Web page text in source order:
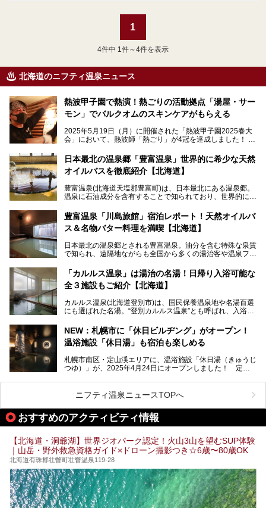
1
4件中 1件～4件を表示
北海道のニフティ温泉ニュース
熱波甲子園で熱演！熱ごりの活動拠点「湯屋・サー
モン」でバルクオムのスキンケアがもらえる
2025年5月19日（月）に開催された「熱波甲子園2025春大
会」において、熱波師「熱ごり」が4冠を達成しました！
動拠点である北海道の銭湯「湯屋・サーモン」にて、メンズ
スキンケアブランド バルクオムの「ONE DAY KIT」を数量
限定でプレゼントいたします。
で、ぜひお試しください。※6月13日配布開始、なくなり次
第終了
───
提供元：株式会社バルクオム【PR】
この記事は株式会社バルクオム商品のPR記事です。
日本最北の温泉郷「豊富温泉」世界的に希少な天然
オイルバスを徹底紹介【北海道】
豊富温泉(北海道天塩郡豊富町)は、日本最北にある温泉郷。
温泉に石油成分を含有することで知られており、世界的にも
に特効があると言われ、遠隔地ながらも全国から湯治・療養
目的で多くの人々が訪れます。
地体験し、独自の視点で豊富温泉の“天然オイルバス”をレポ
ート。温泉地概要や日帰り入浴施設をはじめ、宿泊施設・ア
豊富温泉「川島旅館」宿泊レポート！天然オイルバ
ス＆名物バター料理を満喫【北海道】
日本最北の温泉郷とされる豊富温泉。油分を含む特殊な泉質
で知られ、遠隔地ながらも全国から多くの湯治客や温泉ファ
「川島旅館」は、豊富温泉の開湯当初から営業する老舗旅
館。とりわけ温泉の良さと名物のバター料理に定評があり、
の温泉や料理をはじめ、パブリックスペース・客室など宿の
全貌を徹底的にご紹介します！
「カルルス温泉」は湯治の名湯！日帰り入浴可能な
全３施設もご紹介【北海道】
カルルス温泉(北海道登別市)は、国民保養温泉地や名湯百選
にも選ばれた名湯。“登別カルルス温泉”とも呼ばれ、入浴剤
豊かな登別温泉とは対照的な存在で、今も湯治場的な要素が
残る閑静な温泉地です。
地体験し、カルルス温泉をご紹介。温泉地の概要や泉質解説
をはじめ、日帰り入浴可能な全３施設の紹介・周辺観光・ア
NEW：札幌市に「休日ビルヂング」がオープン！
温浴施設「休日湯」も宿泊も楽しめる
札幌市南区・定山渓エリアに、温浴施設「休日湯（きゅうじ
つゆ）」が、2025年4月24日にオープンしました！ 定山
この施設は、温泉・サウナの「休日湯」・ラウンジの「THE
LOUNGE DAYOF」・グルメ「休日洋麺店」・ホテル「エク
スクラメーションホテル」で構成された、まさに大人の癒し
空間。
今回は、そんな「休日ビルヂング」の魅力を5つのポイント
ニフティ温泉ニュースTOPへ
おすすめのアクティビティ情報
【北海道・洞爺湖】世界ジオパーク認定！火山3山を望むSUP体験
｜山岳・野外救急資格ガイド×ドローン撮影つき☆6歳〜80歳OK
北海道有珠郡壮瞥町壮瞥温泉119-28